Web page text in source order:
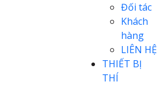
Đối tác
Khách
hàng
LIÊN HỆ
THIẾT BỊ
THÍ